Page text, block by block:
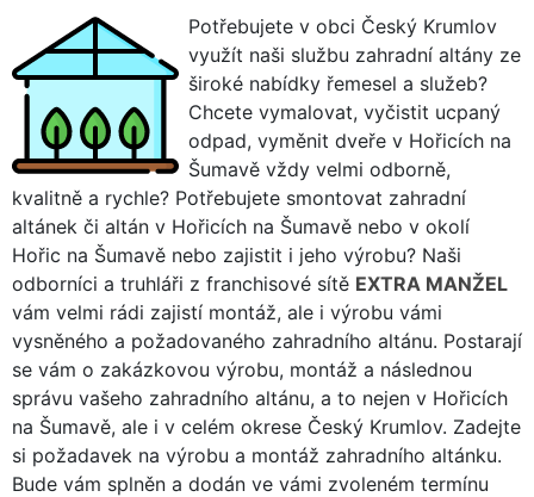
Potřebujete v obci Český Krumlov
využít naši službu zahradní altány ze
široké nabídky řemesel a služeb?
Chcete vymalovat, vyčistit ucpaný
odpad, vyměnit dveře v Hořicích na
Šumavě vždy velmi odborně,
kvalitně a rychle? Potřebujete smontovat zahradní
altánek či altán v Hořicích na Šumavě nebo v okolí
Hořic na Šumavě nebo zajistit i jeho výrobu? Naši
odborníci a truhláři z franchisové sítě EXTRA MANŽEL
vám velmi rádi zajistí montáž, ale i výrobu vámi
vysněného a požadovaného zahradního altánu. Postarají
se vám o zakázkovou výrobu, montáž a následnou
správu vašeho zahradního altánu, a to nejen v Hořicích
na Šumavě, ale i v celém okrese Český Krumlov. Zadejte
si požadavek na výrobu a montáž zahradního altánku.
Bude vám splněn a dodán ve vámi zvoleném termínu